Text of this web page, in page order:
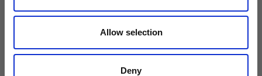
Allow selection
Deny
Blade Capacity
3,4-3,8 m³